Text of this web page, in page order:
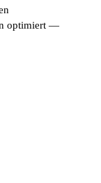
optimiert —